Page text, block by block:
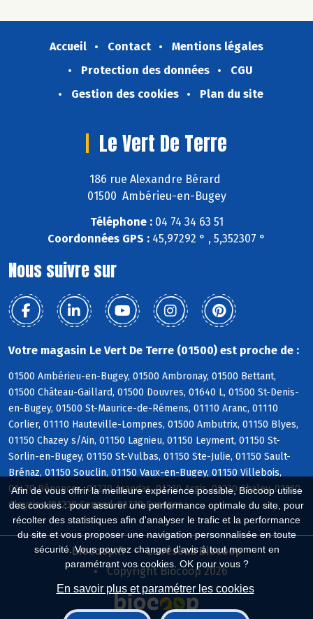
Afin de vous offrir la meilleure expérience possible, Biocoop utilise
des cookies : pour assurer une performance optimale du site, pour
récolter des statistiques afin d'analyser le trafic et la performance
du site et vous proposer une navigation personnalisée en toute
sécurité. Vous pouvez changer d'avis à tout moment en
paramétrant vos cookies. OK pour vous ?
En savoir plus et paramétrer les cookies
Accueil Contact
Mentions légales
Protection des données
CGU
Gestion des cookies
Plan du site
Le Vert De Terre
186 rue Alexandre Bérard
01500 Ambérieu-en-Bugey
Téléphone :04 74 34 63 51
Coordonnées GPS : 45,97292 ° , 5,352307 °
Nous suivre sur
Votre magasin Le Vert De Terre (01500) est proche de :
01500 Ambérieu-en-Bugey, 01500 Ambronay, 01500 Bettant,
01500 Château-Gaillard, 01500 Douvres, 01640 L, 01500 St-Denis-
en-Bugey, 01500 St-Maurice-de-Rémens, 01110 Aranc, 01110
Corlier, 01110 Hauteville-Lompnes, 01500 Ambutrix, 01150 Blyes,
01150 Chazey s/Ain, 01150 Lagnieu, 01150 Leyment, 01150 St-
Sorlin-en-Bugey, 01150 St-Vulbas, 01150 Ste-Julie, 01150 Sault-
Brénaz, 01150 Souclin, 01150 Vaux-en-Bugey, 01150 Villebois,
01470 Bénonces, 01230 Arandas, 01230 Argis, 01230 Chaley, 01230
Cleyzieu, 01230 Conand, 01230 Evosges
Biocoop.fr
Le réseau Biocoop
Copyright Biocoop 2026